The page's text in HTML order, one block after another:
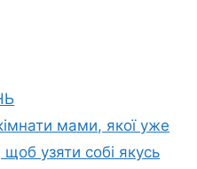
мами, якої уже
узяти собі якусь